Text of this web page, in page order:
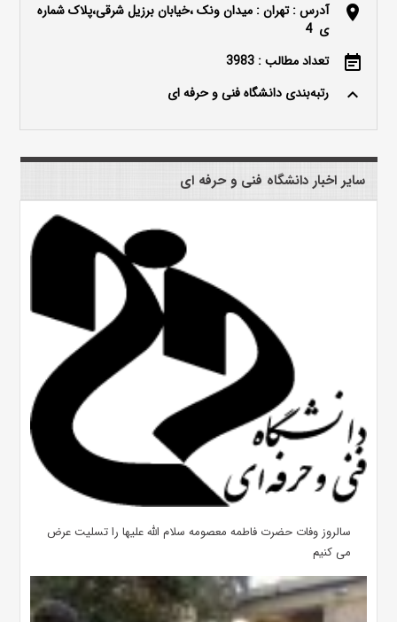
location_on
آدرس : تهران : میدان ونک ،خیابان برزیل شرقی،پلاک شماره
ی 4
event_note تعداد مطالب : 3983
keyboard_arrow_up رتبه‌بندی دانشگاه فنی و حرفه ای
سایر اخبار دانشگاه فنی و حرفه ای
سالروز وفات حضرت فاطمه معصومه سلام الله علیها را تسلیت عرض
می کنیم